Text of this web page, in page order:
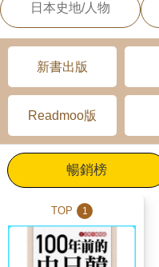
日本史地/人物
新書出版
Readmoo版
暢銷榜
TOP 1